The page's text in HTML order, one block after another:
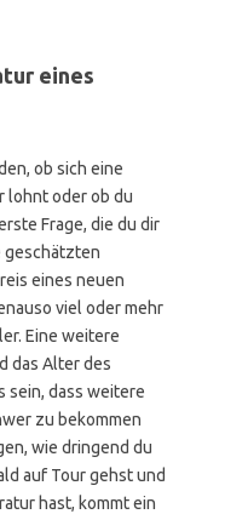
eines
ob sich eine
lohnt oder ob du
Frage, die du dir
geschätzten
eines neuen
viel oder mehr
Eine weitere
das Alter des
sein, dass weitere
zu bekommen
wie dringend du
auf Tour gehst und
hast, kommt ein